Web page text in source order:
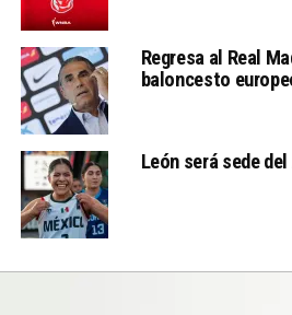
Regresa al Real
baloncesto
León será sede